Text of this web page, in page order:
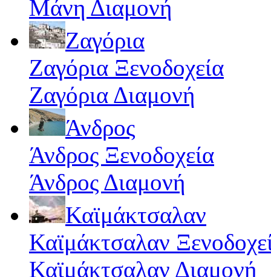
Μάνη Διαμονή
Ζαγόρια
Ζαγόρια Ξενοδοχεία
Ζαγόρια Διαμονή
Άνδρος
Άνδρος Ξενοδοχεία
Άνδρος Διαμονή
Καϊμάκτσαλαν
Καϊμάκτσαλαν
Καϊμάκτσαλαν Διαμονή